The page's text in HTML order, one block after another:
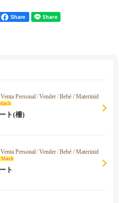
Share
Personal/Vender/Bebé / Materinid
ト(柵)
Personal/Vender/Bebé / Materinid
Match
ト